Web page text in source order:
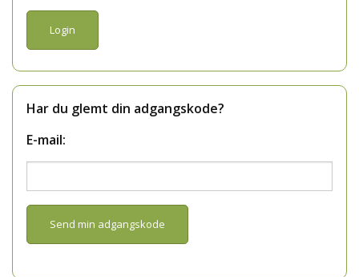
Har du glemt din adgangskode?
E-mail: